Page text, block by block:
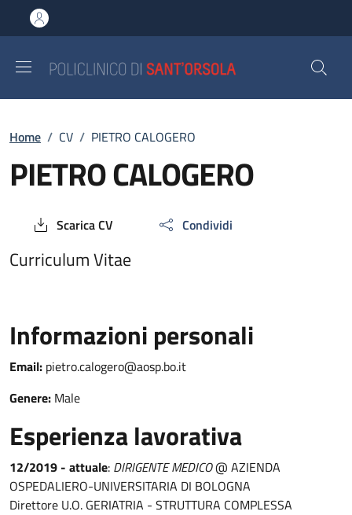
al contenuto principale
to footer content
Breadcrumb
Home / CV / PIETRO CALOGERO
PIETRO CALOGERO
Scarica CV Condividi
Curriculum Vitae
Informazioni personali
Email: pietro.calogero@aosp.bo.it
Genere: Male
Esperienza lavorativa
12/2019 - attuale: DIRIGENTE MEDICO@ AZIENDA
OSPEDALIERO-UNIVERSITARIA DI BOLOGNA
Direttore U.O. GERIATRIA - STRUTTURA COMPLESSA